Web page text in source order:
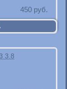
450 руб.
3.8